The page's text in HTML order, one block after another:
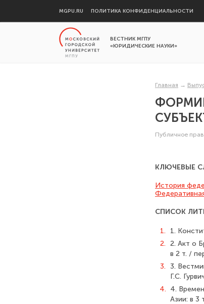
MGPU.RU ПОЛИТИКА КОНФИДЕНЦИАЛЬНОСТИ
ВЕСТНИК МГПУ
«ЮРИДИЧЕСКИЕ НАУКИ»
Главная →
Публичное
КЛЮЧЕВЫЕ
История
СПИСОК
1.
1.
2. 2. Акт о
в 2 т. /
3. 3.
Г.С.
4. 4.
Азии: в 3